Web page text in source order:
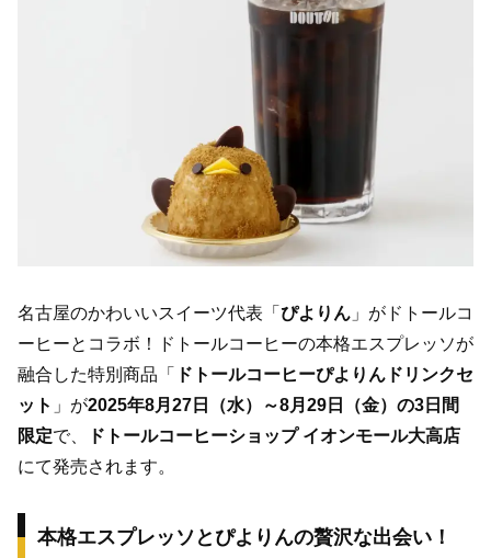
名古屋のかわいいスイーツ代表「 ぴよりん 」がドトールコ
ーヒーとコラボ！ドトールコーヒーの本格エスプレッソが
融合した特別商品「
ドトールコーヒーぴよりんドリンクセ
ット 」が2025年8月27日（水）～8月29日（金）の3日間
限定で、
ドトールコーヒーショップ イオンモール大高店
にて発売されます。
本格エスプレッソとぴよりんの贅沢な出会い！